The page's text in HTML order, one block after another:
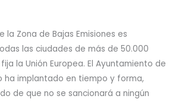
la Zona de Bajas Emisiones es
las ciudades de más de 50.000
la Unión Europea. El Ayuntamiento de
ha implantado en tiempo y forma,
de que no se sancionará a ningún